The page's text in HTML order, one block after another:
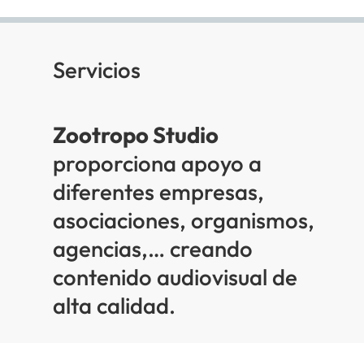
Servicios
Zootropo Studio
proporciona apoyo a
diferentes empresas,
asociaciones, organismos,
agencias,… creando
contenido audiovisual de
alta calidad.